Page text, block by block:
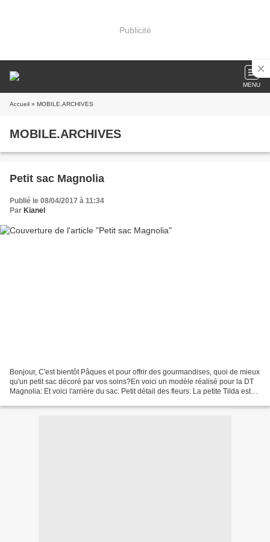
Publicité
MENU
Accueil » MOBILE.ARCHIVES
MOBILE.ARCHIVES
Petit sac Magnolia
Publié le 08/04/2017 à 11:34
Par Kianel
Bonjour, C'est bientôt Pâques et pour offrir des gourmandises, quoi de mieux
qu'un petit sac décoré par vos soins?En voici un modèle réalisé pour la DT
Magnolia: Et voici l'arrière du sac: Petit détail des fleurs: La petite Tilda est